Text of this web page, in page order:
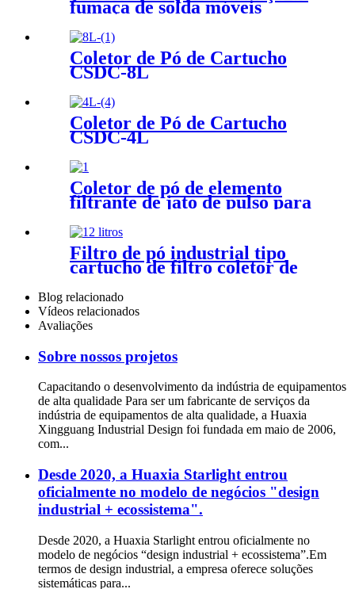
fumaça de solda móveis
Coletor de Pó de Cartucho
CSDC-8L
Coletor de Pó de Cartucho
CSDC-4L
Coletor de pó de elemento
filtrante de jato de pulso para
processamento de alimentos e
medicamentos
Filtro de pó industrial tipo
cartucho de filtro coletor de
Blog relacionado
Vídeos relacionados
Avaliações
Sobre nossos projetos
Capacitando o desenvolvimento da indústria de equipamentos
de alta qualidade Para ser um fabricante de serviços da
indústria de equipamentos de alta qualidade, a Huaxia
Xingguang Industrial Design foi fundada em maio de 2006,
com...
Desde 2020, a Huaxia Starlight entrou
oficialmente no modelo de negócios "design
industrial + ecossistema".
Desde 2020, a Huaxia Starlight entrou oficialmente no
modelo de negócios “design industrial + ecossistema”.Em
termos de design industrial, a empresa oferece soluções
sistemáticas para...